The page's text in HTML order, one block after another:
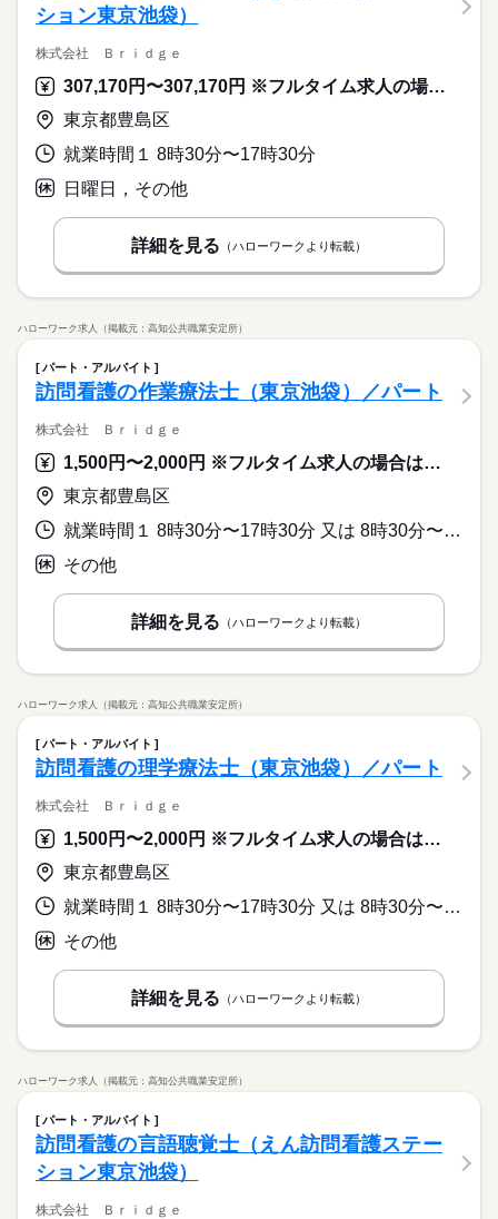
ション東京池袋）
株式会社 Ｂｒｉｄｇｅ
307,170円〜307,170円 ※フルタイム求人の場合は月額（換算額）、パート求人の場合は時間額を表示しています。
東京都豊島区
就業時間１ 8時30分〜17時30分
日曜日，その他
詳細を見る （ハローワークより転載）
ハローワーク求人（掲載元：高知公共職業安定所）
パート・アルバイト
訪問看護の作業療法士（東京池袋）／パート
株式会社 Ｂｒｉｄｇｅ
1,500円〜2,000円 ※フルタイム求人の場合は月額（換算額）、パート求人の場合は時間額を表示しています。
東京都豊島区
就業時間１ 8時30分〜17時30分 又は 8時30分〜17時30分の時間の間の4時間以上 就業時間に関する特記事項 上記時間より４時間から勤務可
その他
詳細を見る （ハローワークより転載）
ハローワーク求人（掲載元：高知公共職業安定所）
パート・アルバイト
訪問看護の理学療法士（東京池袋）／パート
株式会社 Ｂｒｉｄｇｅ
1,500円〜2,000円 ※フルタイム求人の場合は月額（換算額）、パート求人の場合は時間額を表示しています。
東京都豊島区
就業時間１ 8時30分〜17時30分 又は 8時30分〜17時30分の時間の間の4時間以上 就業時間に関する特記事項 上記時間より４時間から勤務可
その他
詳細を見る （ハローワークより転載）
ハローワーク求人（掲載元：高知公共職業安定所）
パート・アルバイト
訪問看護の言語聴覚士（えん訪問看護ステー
ション東京池袋）
株式会社 Ｂｒｉｄｇｅ